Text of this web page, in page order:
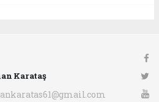
Karataş